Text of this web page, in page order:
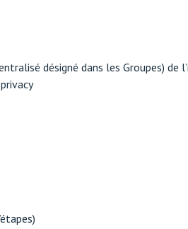
désigné dans les Groupes)